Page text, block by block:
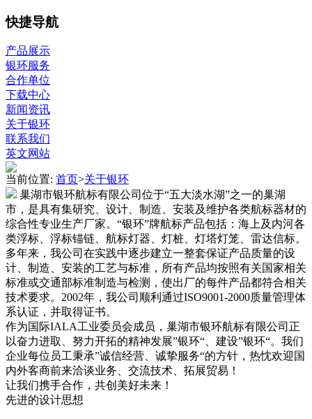
快捷导航
产品展示
银环服务
合作单位
下载中心
新闻资讯
关于银环
联系我们
英文网站
当前位置: 首页>关于银环
巢湖市银环航标有限公司位于“五大淡水湖”之一的巢湖
市，是具有集研究、设计、制造、安装及维护各类航标器材的
综合性专业生产厂家。“银环”牌航标产品包括：海上及内河各
类浮标、浮标锚链、航标灯器、灯桩、灯塔灯笼、雷达信标。
多年来，我公司在实践中逐步建立一整套保证产品质量的设
计、制造、安装的工艺与标准，所有产品均按照有关国家相关
标准或交通部标准制造与检测，使出厂的每件产品都符合相关
技术要求。2002年，我公司顺利通过ISO9001-2000质量管理体
系认证，并取得证书。
作为国际IALA工业委员会成员，巢湖市银环航标有限公司正
以奋力进取、努力开拓的精神发展”银环“、建设”银环“。我们
企业每位员工秉承”诚信经营、诚挚服务“的方针，热忱欢迎国
内外客商前来洽谈业务、交流技术、拓展贸易！
让我们携手合作，共创美好未来！
先进的设计思想